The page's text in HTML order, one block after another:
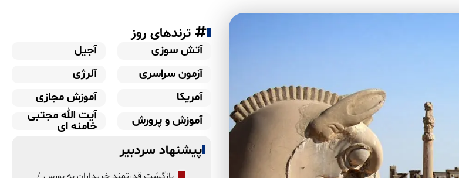
ترندهای روز
آتش سوزی
آجیل
آزمون سراسری
آلرژی
آمریکا
آموزش مجازی
آموزش و پرورش
آیت الله مجتبی
خامنه ای
پیشنهاد سردبیر